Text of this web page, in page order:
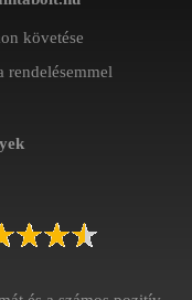
követése
rendelésemmel